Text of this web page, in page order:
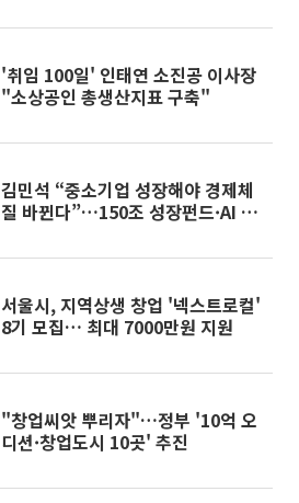
'취임 100일' 인태연 소진공 이사장
"소상공인 총생산지표 구축"
김민석 “중소기업 성장해야 경제체
질 바뀐다”…150조 성장펀드·AI 전
서울시, 지역상생 창업 '넥스트로컬'
8기 모집… 최대 7000만원 지원
"창업씨앗 뿌리자"…정부 '10억 오
디션·창업도시 10곳' 추진